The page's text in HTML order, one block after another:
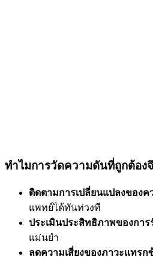
ทำไมการวัดความดันที่ถูกต้อง
ติดตามการเปลี่ยนแปลงของค
แพทย์ได้ทันท่วงที
ประเมินประสิทธิภาพของการ
แม่นยำ
ลดความเสี่ยงของภาวะแทรก